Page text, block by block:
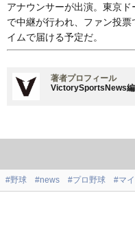
アナウンサーが出演。東京
で中継が行われ、ファン投
イムで届ける予定だ。
著者プロフィール
VictorySportsNews
#野球 #news #プロ野球 #マ